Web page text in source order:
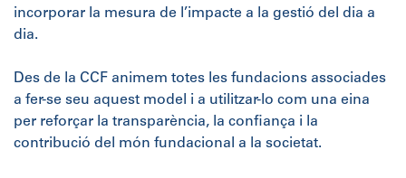
incorporar la mesura de l’impacte a la gestió del dia a
dia.
Des de la CCF animem totes les fundacions associades
a fer-se seu aquest model i a utilitzar-lo com una eina
per reforçar la transparència, la confiança i la
contribució del món fundacional a la societat.